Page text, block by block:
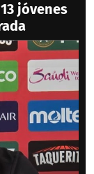
jóvenes